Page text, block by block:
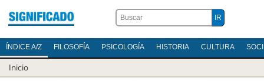
ÍNDICE A/Z FILOSOFÍA PSICOLOGÍA HISTORIA CULTURA
Inicio